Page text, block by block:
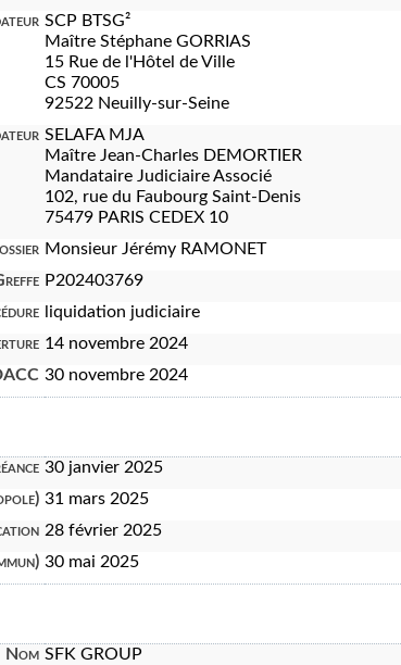
SCP BTSG²
Maître Stéphane GORRIAS
15 Rue de l'Hôtel de Ville
CS 70005
92522 Neuilly-sur-Seine
SELAFA MJA
Maître Jean-Charles DEMORTIER
Mandataire Judiciaire Associé
102, rue du Faubourg Saint-Denis
75479 PARIS CEDEX 10
Monsieur Jérémy RAMONET
P202403769
liquidation judiciaire
14 novembre 2024
30 novembre 2024
30 janvier 2025
31 mars 2025
28 février 2025
30 mai 2025
Nom SFK GROUP